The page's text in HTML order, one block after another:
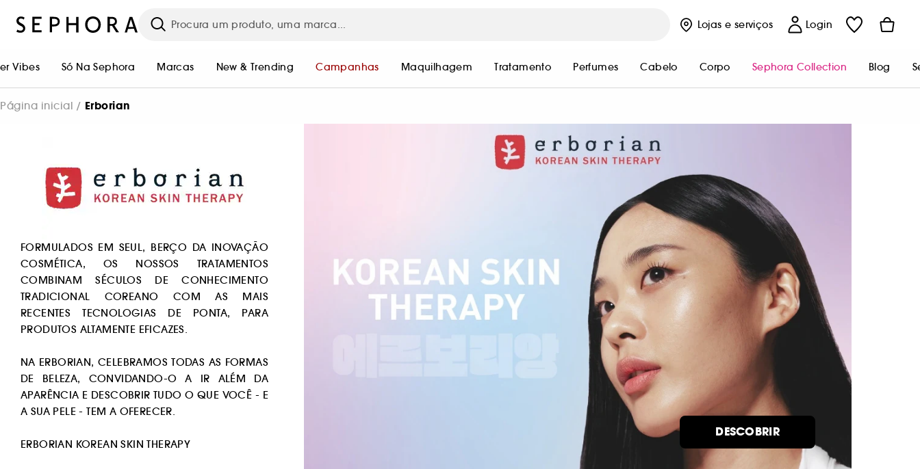
Lojas e serviços Login
Vibes Só Na Sephora Marcas New & Trending Campanhas Maquilhagem Tratamento Perfumes Cabelo Corpo Sephora Collection Blog
Página inicial Erborian
FORMULADOS EM SEUL, BERÇO DA INOVAÇÃO
COSMÉTICA, OS NOSSOS TRATAMENTOS
COMBINAM SÉCULOS DE CONHECIMENTO
TRADICIONAL COREANO COM AS MAIS
RECENTES TECNOLOGIAS DE PONTA, PARA
PRODUTOS ALTAMENTE EFICAZES.
NA ERBORIAN, CELEBRAMOS TODAS AS FORMAS
DE BELEZA, CONVIDANDO-O A IR ALÉM DA
APARÊNCIA E DESCOBRIR TUDO O QUE VOCÊ - E
A SUA PELE - TEM A OFERECER.
ERBORIAN KOREAN SKIN THERAPY
DESCOBRIR